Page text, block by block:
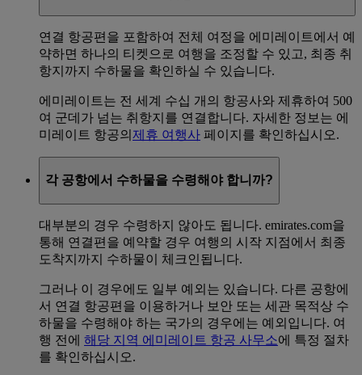
연결 항공편을 포함하여 전체 여정을 에미레이트에서 예
약하면 하나의 티켓으로 여행을 조정할 수 있고, 최종 취
항지까지 수하물을 확인하실 수 있습니다.
에미레이트는 전 세계 수십 개의 항공사와 제휴하여 500
여 군데가 넘는 취항지를 연결합니다. 자세한 정보는 에
미레이트 항공의 제휴 여행사 페이지를 확인하십시오.
각 공항에서 수하물을 수령해야 합니까?
대부분의 경우 수령하지 않아도 됩니다. emirates.com을
통해 연결편을 예약할 경우 여행의 시작 지점에서 최종
도착지까지 수하물이 체크인됩니다.
그러나 이 경우에도 일부 예외는 있습니다. 다른 공항에
서 연결 항공편을 이용하거나 보안 또는 세관 목적상 수
하물을 수령해야 하는 국가의 경우에는 예외입니다. 여
행 전에 해당 지역 에미레이트 항공 사무소에 특정 절차
를 확인하십시오.